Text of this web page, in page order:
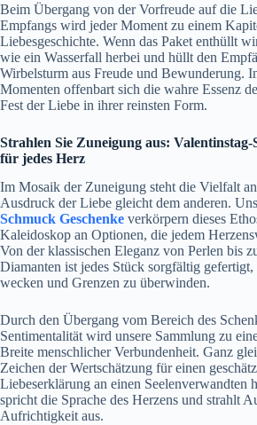
Beim Übergang von der Vorfreude auf die
Empfangs wird jeder Moment zu einem
Liebesgeschichte. Wenn das Paket enthüllt
wie ein Wasserfall herbei und hüllt den
Wirbelsturm aus Freude und Bewunderung.
Momenten offenbart sich die wahre Essenz
Fest der Liebe in ihrer reinsten Form.
Strahlen Sie Zuneigung aus: Valentinstag-
für jedes Herz
Im Mosaik der Zuneigung steht die Vielfalt
Ausdruck der Liebe gleicht dem anderen.
Schmuck Geschenke verkörpern dieses
Kaleidoskop an Optionen, die jedem
Von der klassischen Eleganz von Perlen bis
Diamanten ist jedes Stück sorgfältig
wecken und Grenzen zu überwinden.
Durch den Übergang vom Bereich des
Sentimentalität wird unsere Sammlung zu
Breite menschlicher Verbundenheit. Ganz
Zeichen der Wertschätzung für einen
Liebeserklärung an einen Seelenverwandten
spricht die Sprache des Herzens und strahlt
Aufrichtigkeit aus.